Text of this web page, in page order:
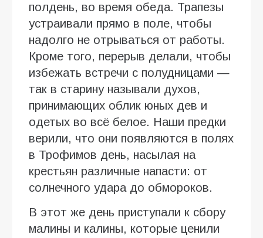
полдень, во время обеда. Трапезы
устраивали прямо в поле, чтобы
надолго не отрываться от работы.
Кроме того, перерыв делали, чтобы
избежать встречи с полудницами —
так в старину называли духов,
принимающих облик юных дев и
одетых во всё белое. Наши предки
верили, что они появляются в полях
в Трофимов день, насылая на
крестьян различные напасти: от
солнечного удара до обмороков.
В этот же день приступали к сбору
малины и калины, которые ценили